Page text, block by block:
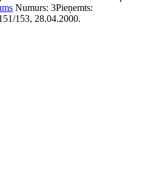
Numurs: 3Pieņemts:
153, 28.04.2000.